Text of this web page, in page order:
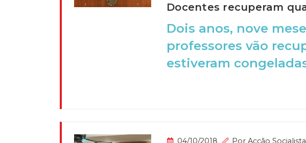
Docentes recuperam
Dois anos, nove
professores vão
estiveram
04/10/2018 Por Acção Socialista